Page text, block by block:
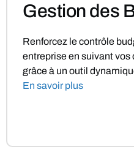
Gestion des
Renforcez le contrôle
entreprise en suivant vos
grâce à un outil
En savoir plus